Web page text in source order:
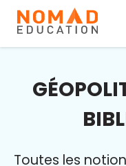
Toutes les